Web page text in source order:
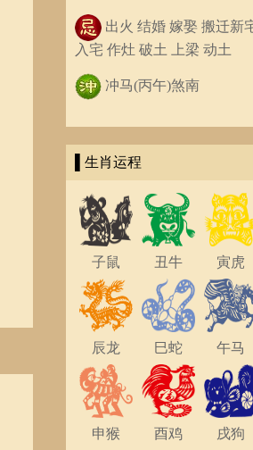
出火 结婚 嫁娶 搬迁新
入宅 作灶 破土 上梁 动土
冲马(丙午)煞南
▌生肖运程
子鼠 丑牛 寅虎
辰龙 巳蛇 午马
申猴 酉鸡 戌狗